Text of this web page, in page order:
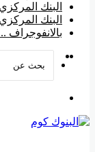
البنك
البنك
بالانفوجراف